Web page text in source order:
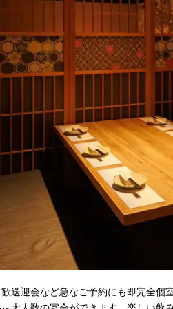
送迎会など急なご予約にも即完全個